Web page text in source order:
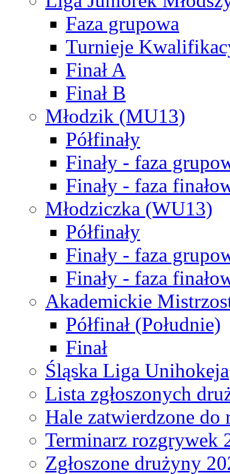
Faza grupowa
Turnieje
Finał A
Finał B
Młodzik (MU13)
Półfinały
Finały - faza
Finały - faza
Młodziczka (WU13)
Półfinały
Finały - faza
Finały - faza
Akademickie
Półfinał (Południe)
Finał
Śląska Liga Unihokeja
Lista zgłoszonych
Hale zatwierdzone do
Terminarz rozgrywek
Zgłoszone drużyny